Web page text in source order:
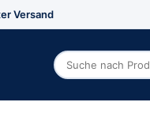
Versand
Zoek producten